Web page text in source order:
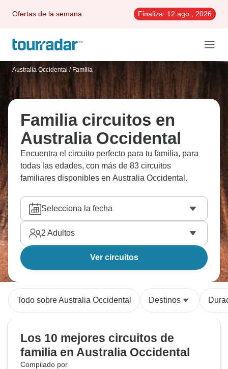
Ofertas de la semana Finaliza: 12 ago., 2026
Australia Occidental / Familia
Familia circuitos en
Australia Occidental
Encuentra el circuito perfecto para tu familia, para
todas las edades, con más de 83 circuitos
familiares disponibles en Australia Occidental.
Selecciona la fecha
2 Adultos
Ver circuitos
Todo sobre Australia Occidental Destinos
Los 10 mejores circuitos de
familia en Australia Occidental
Compilado por